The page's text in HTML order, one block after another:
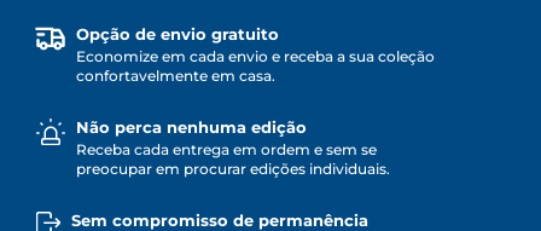
Opção de envio gratuito
Economize em cada envio e receba a sua coleção
confortavelmente em casa.
Não perca nenhuma edição
Receba cada entrega em ordem e sem se
preocupar em procurar edições individuais.
Sem compromisso de permanência